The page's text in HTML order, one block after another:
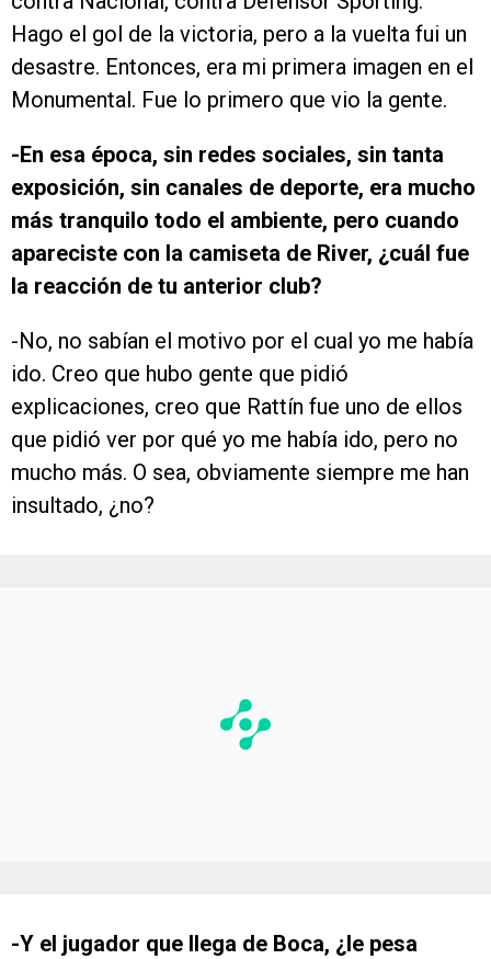
Hago el gol de la victoria, pero a la vuelta fui un
desastre. Entonces, era mi primera imagen en el
Monumental. Fue lo primero que vio la gente.
-En esa época, sin redes sociales, sin tanta
exposición, sin canales de deporte, era mucho
más tranquilo todo el ambiente, pero cuando
apareciste con la camiseta de River, ¿cuál fue
la reacción de tu anterior club?
-No, no sabían el motivo por el cual yo me había
ido. Creo que hubo gente que pidió
explicaciones, creo que Rattín fue uno de ellos
que pidió ver por qué yo me había ido, pero no
mucho más. O sea, obviamente siempre me han
insultado, ¿no?
-Y el jugador que llega de Boca, ¿le pesa